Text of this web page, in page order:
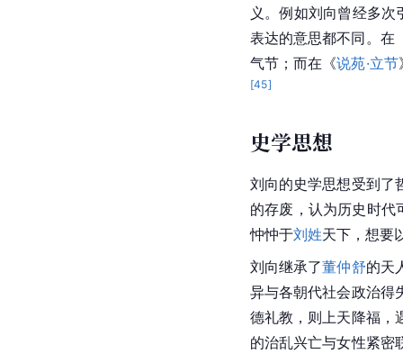
义。例如刘向曾经多次
表达的意思都不同。在
气节；而在《说苑·立节
[45]
史学思想
刘向的史学思想受到了
的存废，认为历史时代
忡忡于刘姓天下，想要
刘向继承了董仲舒的天
异与各朝代社会政治得
德礼教，则上天降福，
的治乱兴亡与女性紧密